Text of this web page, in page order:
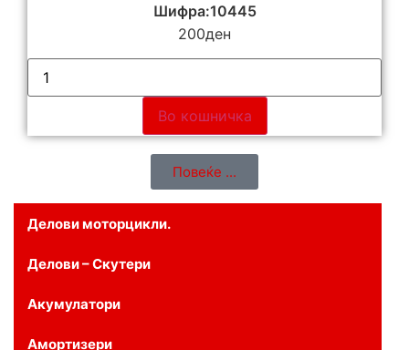
Делови моторцикли.
Делови – Скутери
Акумулатори
Амортизери
Шифра:10445
200ден
Во кошничка
Повеќе ...